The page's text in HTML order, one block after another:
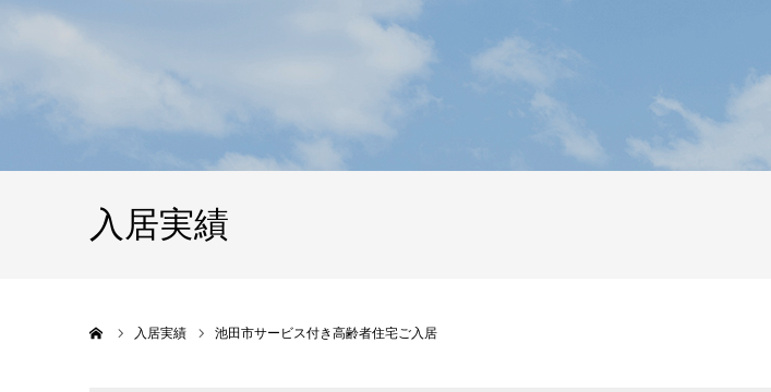
入居実績
入居実績 池田市サービス付き高齢者住宅ご入居